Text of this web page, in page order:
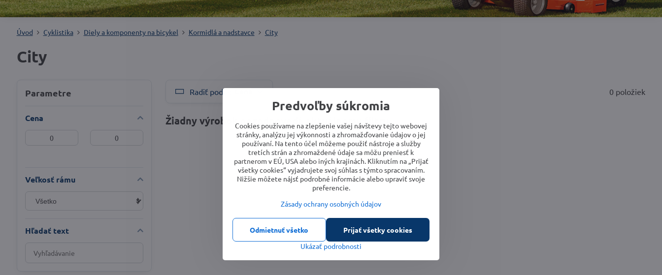
Úvod Cyklistika Diely a komponenty na bicykel Kormidlá a nadstavce City
City
Radiť podľa: Cena 0 položiek
Parametre
Cena
Veľkosť rámu
Hľadať text
Prehľadať
výsledky
Predvoľby súkromia
Cookies používame na zlepšenie vašej návštevy tejto webovej
stránky, analýzu jej výkonnosti a zhromažďovanie údajov o jej
používaní. Na tento účel môžeme použiť nástroje a služby
tretích strán a zhromaždené údaje sa môžu preniesť k
partnerom v EÚ, USA alebo iných krajinách. Kliknutím na „Prijať
všetky cookies“ vyjadrujete svoj súhlas s týmto spracovaním.
Nižšie môžete nájsť podrobné informácie alebo upraviť svoje
preferencie.
Zásady ochrany osobných údajov
Ukázať podrobnosti
Prijať všetky cookies
Odmietnuť všetko